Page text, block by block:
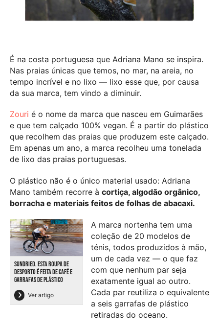
É na costa portuguesa que Adriana Mano se inspira.
Nas praias únicas que temos, no mar, na areia, no
tempo incrível e no lixo — lixo esse que, por causa
da sua marca, tem vindo a diminuir.
Zouri é o nome da marca que nasceu em Guimarães
e que tem calçado 100% vegan. É a partir do plástico
que recolhem das praias que produzem este calçado.
Em apenas um ano, a marca recolheu uma tonelada
de lixo das praias portuguesas.
O plástico não é o único material usado: Adriana
Mano também recorre à cortiça, algodão orgânico,
borracha e materiais feitos de folhas de abacaxi.
SUNDRIED. ESTA ROUPA DE
DESPORTO É FEITA DE CAFÉ E
GARRAFAS DE PLÁSTICO
Ver artigo
A marca nortenha tem uma
coleção de 20 modelos de
ténis, todos produzidos à mão,
um de cada vez — o que faz
com que nenhum par seja
exatamente igual ao outro.
Cada par reutiliza o equivalente
a seis garrafas de plástico
retiradas do oceano.